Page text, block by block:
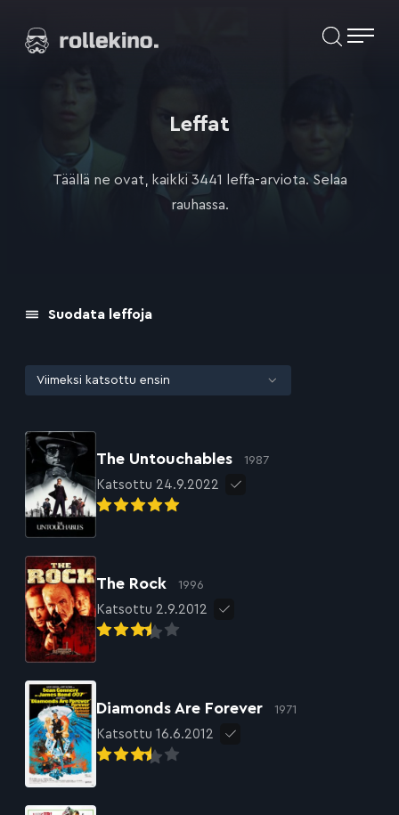
suoraan
Elokuvat ja elokuva-arviot | Rollekino.fi
lopputekstien
jälkeen.
Leffat
Täällä ne ovat, kaikki 3441 leffa-arviota. Selaa
rauhassa.
Suodata leffoja
The Untouchables 1987
Katsottu 24.9.2022
The Rock 1996
Katsottu 2.9.2012
Diamonds Are Forever 1971
Katsottu 16.6.2012